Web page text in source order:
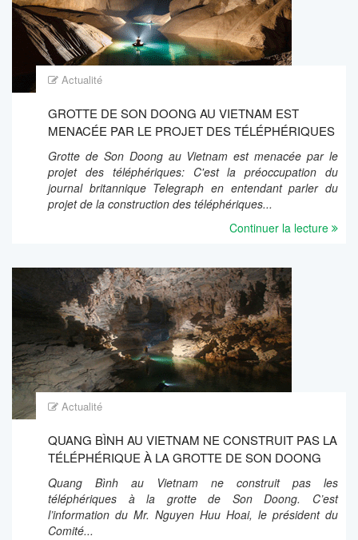
Actualité
GROTTE DE SON DOONG AU VIETNAM EST
MENACÉE PAR LE PROJET DES TÉLÉPHÉRIQUES
Grotte de Son Doong au Vietnam est menacée par le
projet des téléphériques: C'est la préoccupation du
journal britannique Telegraph en entendant parler du
projet de la construction des téléphériques...
Continuer la lecture
Actualité
QUANG BÌNH AU VIETNAM NE CONSTRUIT PAS LA
TÉLÉPHÉRIQUE À LA GROTTE DE SON DOONG
Quang Bình au Vietnam ne construit pas les
téléphériques à la grotte de Son Doong. C’est
l’information du Mr. Nguyen Huu Hoai, le président du
Comité...